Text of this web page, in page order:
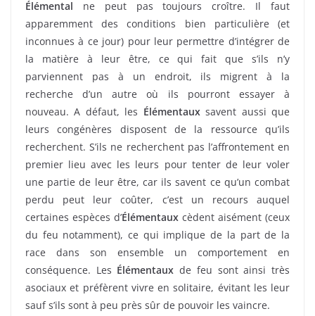
Élémental ne peut pas toujours croître. Il faut
apparemment des conditions bien particulière (et
inconnues à ce jour) pour leur permettre d’intégrer de
la matière à leur être, ce qui fait que s’ils n’y
parviennent pas à un endroit, ils migrent à la
recherche d’un autre où ils pourront essayer à
nouveau. A défaut, les Élémentauxsavent aussi que
leurs congénères disposent de la ressource qu’ils
recherchent. S’ils ne recherchent pas l’affrontement en
premier lieu avec les leurs pour tenter de leur voler
une partie de leur être, car ils savent ce qu’un combat
perdu peut leur coûter, c’est un recours auquel
certaines espèces d’Élémentaux cèdent aisément (ceux
du feu notamment), ce qui implique de la part de la
race dans son ensemble un comportement en
conséquence. Les Élémentauxde feu sont ainsi très
asociaux et préfèrent vivre en solitaire, évitant les leur
sauf s’ils sont à peu près sûr de pouvoir les vaincre.